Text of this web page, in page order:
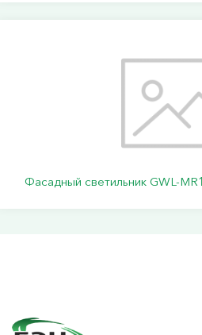
Фасадный светильник GWL-